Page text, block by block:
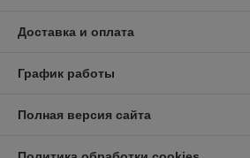
Доставка и оплата
График работы
Полная версия сайта